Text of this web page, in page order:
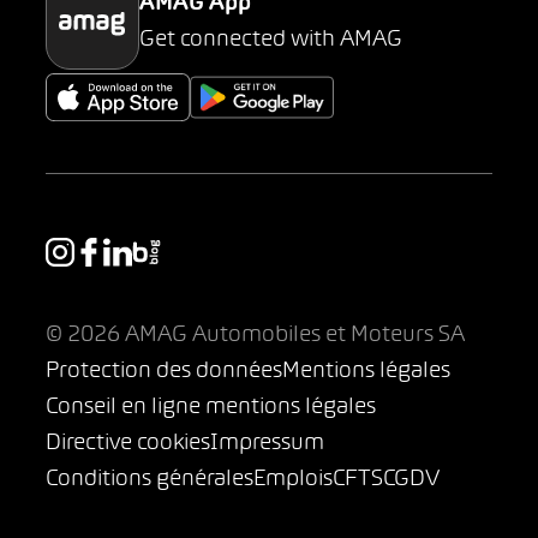
AMAG App
Get connected with AMAG
© 2026 AMAG Automobiles et Moteurs SA
Protection des donnéesMentions légales
Conseil en ligne mentions légales
Directive cookiesImpressum
Conditions généralesEmploisCFTSCGDV